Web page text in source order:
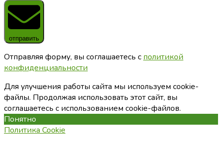
отправить
Отправляя форму, вы соглашаетесь с политикой
конфиденциальности
Для улучшения работы сайта мы используем cookie-
файлы. Продолжая использовать этот сайт, вы
соглашаетесь с использованием cookie-файлов.
Понятно
Политика Cookie